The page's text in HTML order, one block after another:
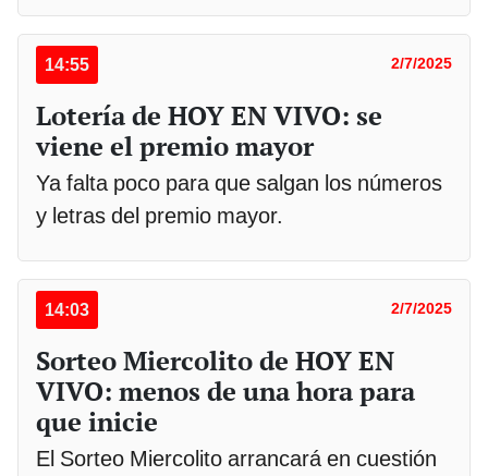
14:55 2/7/2025
Lotería de HOY EN VIVO: se
viene el premio mayor
Ya falta poco para que salgan los números
y letras del premio mayor.
14:03 2/7/2025
Sorteo Miercolito de HOY EN
VIVO: menos de una hora para
que inicie
El Sorteo Miercolito arrancará en cuestión